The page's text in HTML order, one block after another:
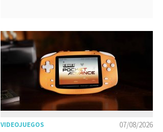
07/08/2026
VIDEOJUEGOS